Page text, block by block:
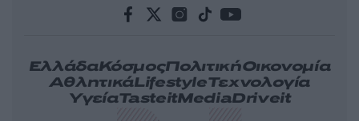
ΕλλάδαΚόσμοςΠολιτικήΟικονομία
ΑθλητικάLifestyleΤεχνολογία
ΥγείαTasteitMediaDriveit